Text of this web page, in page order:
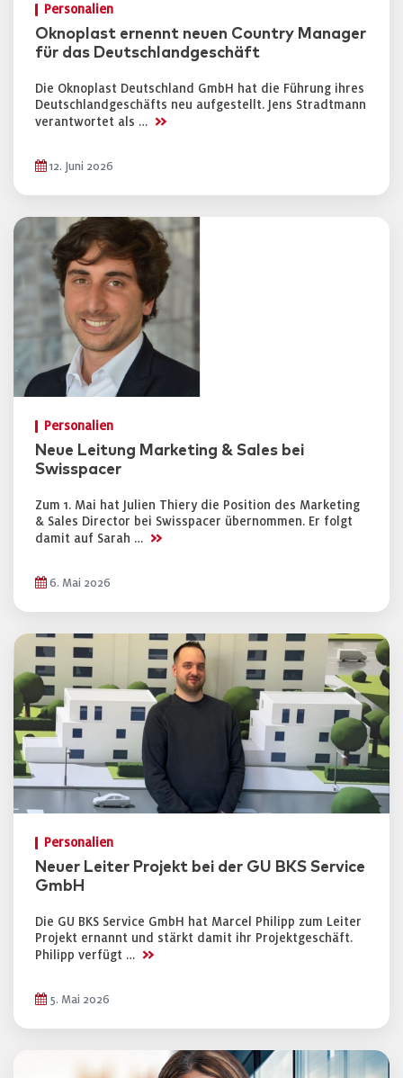
Personalien
Oknoplast ernennt neuen Country Manager
für das Deutschlandgeschäft
Die Oknoplast Deutschland GmbH hat die Führung ihres
Deutschlandgeschäfts neu aufgestellt. Jens Stradtmann
verantwortet als … >>
12. Juni 2026
Personalien
Neue Leitung Marketing & Sales bei
Swisspacer
Zum 1. Mai hat Julien Thiery die Position des Marketing
& Sales Director bei Swisspacer übernommen. Er folgt
damit auf Sarah … >>
6. Mai 2026
Personalien
Neuer Leiter Projekt bei der GU BKS Service
GmbH
Die GU BKS Service GmbH hat Marcel Philipp zum Leiter
Projekt ernannt und stärkt damit ihr Projektgeschäft.
Philipp verfügt … >>
5. Mai 2026